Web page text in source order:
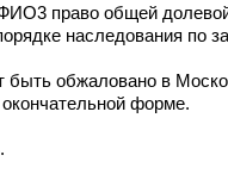
право общей долевой
наследования
обжаловано в
форме.